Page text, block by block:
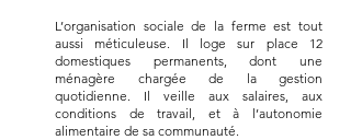
L’organisation sociale de la ferme est tout
aussi méticuleuse. Il loge sur place 12
domestiques permanents, dont une
ménagère chargée de la gestion
quotidienne. Il veille aux salaires, aux
conditions de travail, et à l’autonomie
alimentaire de sa communauté.